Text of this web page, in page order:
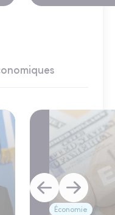
Économie